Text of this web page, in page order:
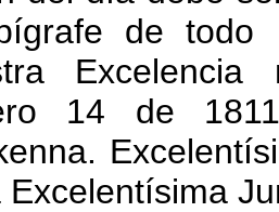
de todo
14 de
Excelentísima